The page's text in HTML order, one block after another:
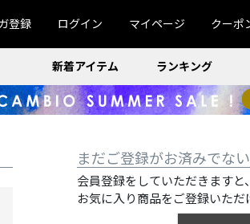
登録 ログイン マイページ クーポ
新着アイテム ランキング
まだご登録がお済みでな
会員登録をしていただきますと
お気に入り商品をご登録いただ